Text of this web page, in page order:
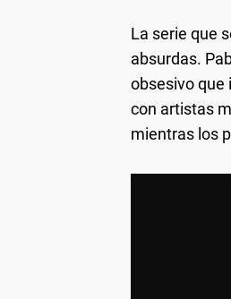
La serie que
absurdas.
obsesivo que
con artistas
mientras los